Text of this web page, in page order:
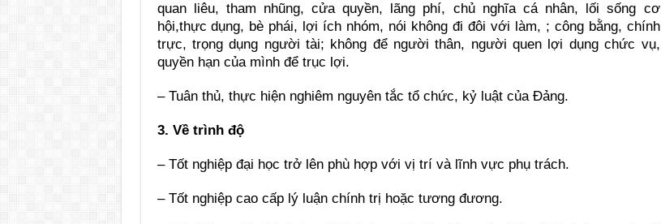
quan liêu, tham nhũng, cửa quyền, lãng phí, chủ nghĩa cá nhân, lối sống cơ
hội,thực dụng, bè phái, lợi ích nhóm, nói không đi đôi với làm, ; công bằng, chính
trực, trọng dụng người tài; không để người thân, người quen lợi dụng chức vụ,
quyền hạn của mình để trục lợi.
– Tuân thủ, thực hiện nghiêm nguyên tắc tổ chức, kỷ luật của Đảng.
3. Về trình độ
– Tốt nghiệp đại học trở lên phù hợp với vị trí và lĩnh vực phụ trách.
– Tốt nghiệp cao cấp lý luận chính trị hoặc tương đương.